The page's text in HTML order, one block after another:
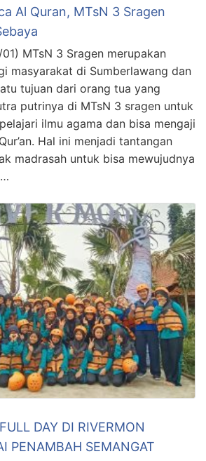
Al Quran, MTsN 3 Sragen
MTsN 3 Sragen merupakan
masyarakat di Sumberlawang dan
tujuan dari orang tua yang
putrinya di MTsN 3 sragen untuk
ilmu agama dan bisa mengaji
Hal ini menjadi tantangan
madrasah untuk bisa mewujudnya
DAY DI RIVERMON
PENAMBAH SEMANGAT